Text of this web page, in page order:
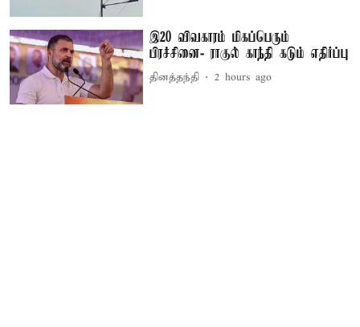
இ20 விவகாரம் மிகப்பெரும்
பிரச்சினை- ராகுல் காந்தி கடும் எதிர்ப்பு
தினத்தந்தி 2 hours ago